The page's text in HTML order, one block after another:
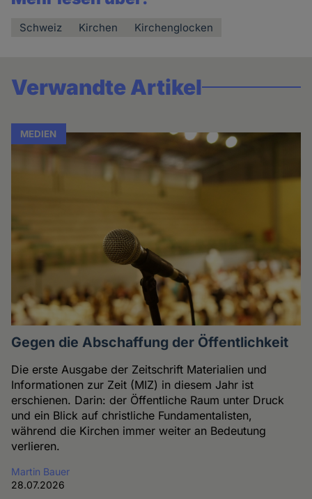
Schweiz Kirchen Kirchenglocken
Verwandte Artikel
MEDIEN
Gegen die Abschaffung der Öffentlichkeit
Die erste Ausgabe der Zeitschrift Materialien und
Informationen zur Zeit (MIZ) in diesem Jahr ist
erschienen. Darin: der Öffentliche Raum unter Druck
und ein Blick auf christliche Fundamentalisten,
während die Kirchen immer weiter an Bedeutung
verlieren.
Martin Bauer
28.07.2026